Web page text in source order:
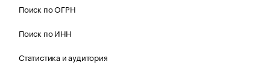
Поиск по ОГРН
Поиск по ИНН
Статистика и аудитория